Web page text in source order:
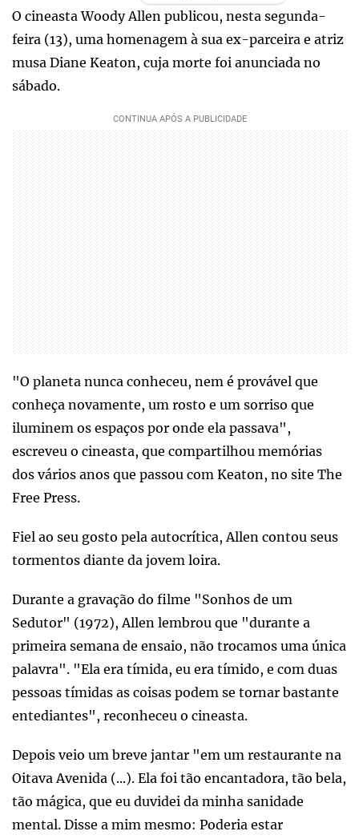
O cineasta Woody Allen publicou, nesta segunda-
feira (13), uma homenagem à sua ex-parceira e atriz
musa Diane Keaton, cuja morte foi anunciada no
sábado.
"O planeta nunca conheceu, nem é provável que
conheça novamente, um rosto e um sorriso que
iluminem os espaços por onde ela passava",
escreveu o cineasta, que compartilhou memórias
dos vários anos que passou com Keaton, no site The
Free Press.
Fiel ao seu gosto pela autocrítica, Allen contou seus
tormentos diante da jovem loira.
Durante a gravação do filme "Sonhos de um
Sedutor" (1972), Allen lembrou que "durante a
primeira semana de ensaio, não trocamos uma única
palavra". "Ela era tímida, eu era tímido, e com duas
pessoas tímidas as coisas podem se tornar bastante
entediantes", reconheceu o cineasta.
Depois veio um breve jantar "em um restaurante na
Oitava Avenida (...). Ela foi tão encantadora, tão bela,
tão mágica, que eu duvidei da minha sanidade
mental. Disse a mim mesmo: Poderia estar